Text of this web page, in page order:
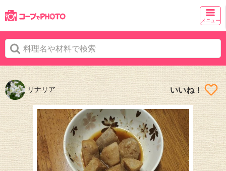
メニュー
リナリア いいね！